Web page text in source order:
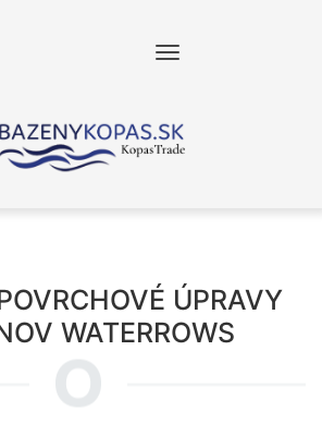
ÚPRAVY
WATERROWS